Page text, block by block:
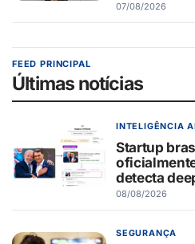
07/08/2026
FEED PRINCIPAL
Últimas notícias
INTELIGÊNCIA
Startup
detecta
08/08/2026
SEGURANÇA